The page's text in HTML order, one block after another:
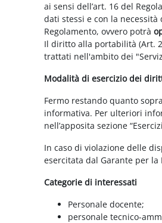
ai sensi dell’art. 16 del
dati stessi e con la
Regolamento, ovvero potrà
Il diritto alla portabilità (Art.
trattati nell'ambito dei
Modalità di esercizio dei
Fermo restando quanto
informativa. Per ulteriori
nell’apposita sezione
In caso di violazione delle
esercitata dal Garante per
Categorie di interessati
Personale docente;
personale tecnico-